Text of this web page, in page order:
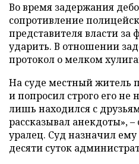
Во время задержания
сопротивление
представителя власти за
ударить. В отношении
протокол о мелком
На суде местный житель
и попросил строго его не
лишь находился с
рассказывал анекдоты»,
уралец. Суд назначил
десяти суток